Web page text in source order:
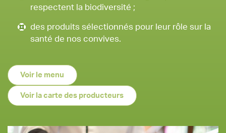
respectent la biodiversité ;
des produits sélectionnés pour leur rôle sur la
santé de nos convives.
Voir le menu
Voir la carte des producteurs